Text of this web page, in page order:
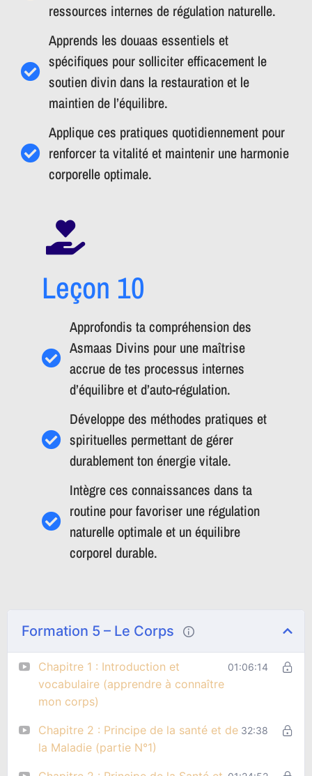
ressources internes de régulation naturelle.
Apprends les douaas essentiels et
spécifiques pour solliciter efficacement le
soutien divin dans la restauration et le
maintien de l’équilibre.
Applique ces pratiques quotidiennement pour
renforcer ta vitalité et maintenir une harmonie
corporelle optimale.
Leçon 10
Approfondis ta compréhension des
Asmaas Divins pour une maîtrise
accrue de tes processus internes
d’équilibre et d’auto-régulation.
Développe des méthodes pratiques et
spirituelles permettant de gérer
durablement ton énergie vitale.
Intègre ces connaissances dans ta
routine pour favoriser une régulation
naturelle optimale et un équilibre
corporel durable.
Formation 5 – Le Corps
Chapitre 1 : Introduction et
vocabulaire (apprendre à connaître
mon corps)
01:06:14
Chapitre 2 : Principe de la santé et de
la Maladie (partie N°1)
32:38